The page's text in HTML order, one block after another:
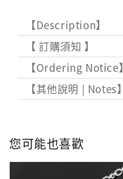
【Description】
【 訂購須知 】
【Ordering Notice】
【其他說明 | Notes】
您可能也喜歡